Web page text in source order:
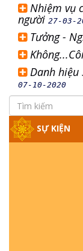
Nhiệm vụ
người 27-03-
Tưởng -
Danh hiệu
07-10-2020
SỰ KIỆN